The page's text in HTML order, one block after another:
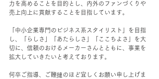
力を高めることを目的とし、内外のファンづくりや
売上向上に貢献することを目指しています。
「中小企業専門のビジネス系スタイリスト」を目指
し、「らしさ」「あたらしさ」「ここちよさ」を大
切に、信頼のおけるメーカーさんとともに、事業を
拡大していきたいと考えております。
何卒ご指導、ご鞭撻のほど宜しくお願い申し上げま